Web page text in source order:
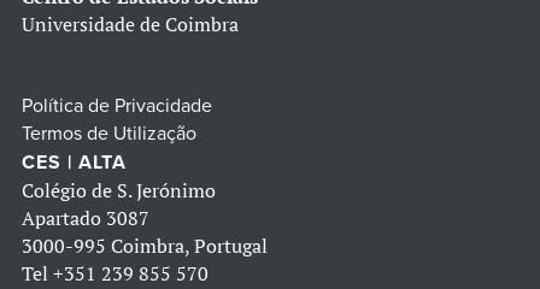
Universidade de Coimbra
Política de Privacidade
Termos de Utilização
CES | ALTA
Colégio de S. Jerónimo
Apartado 3087
3000-995 Coimbra, Portugal
Tel +351 239 855 570